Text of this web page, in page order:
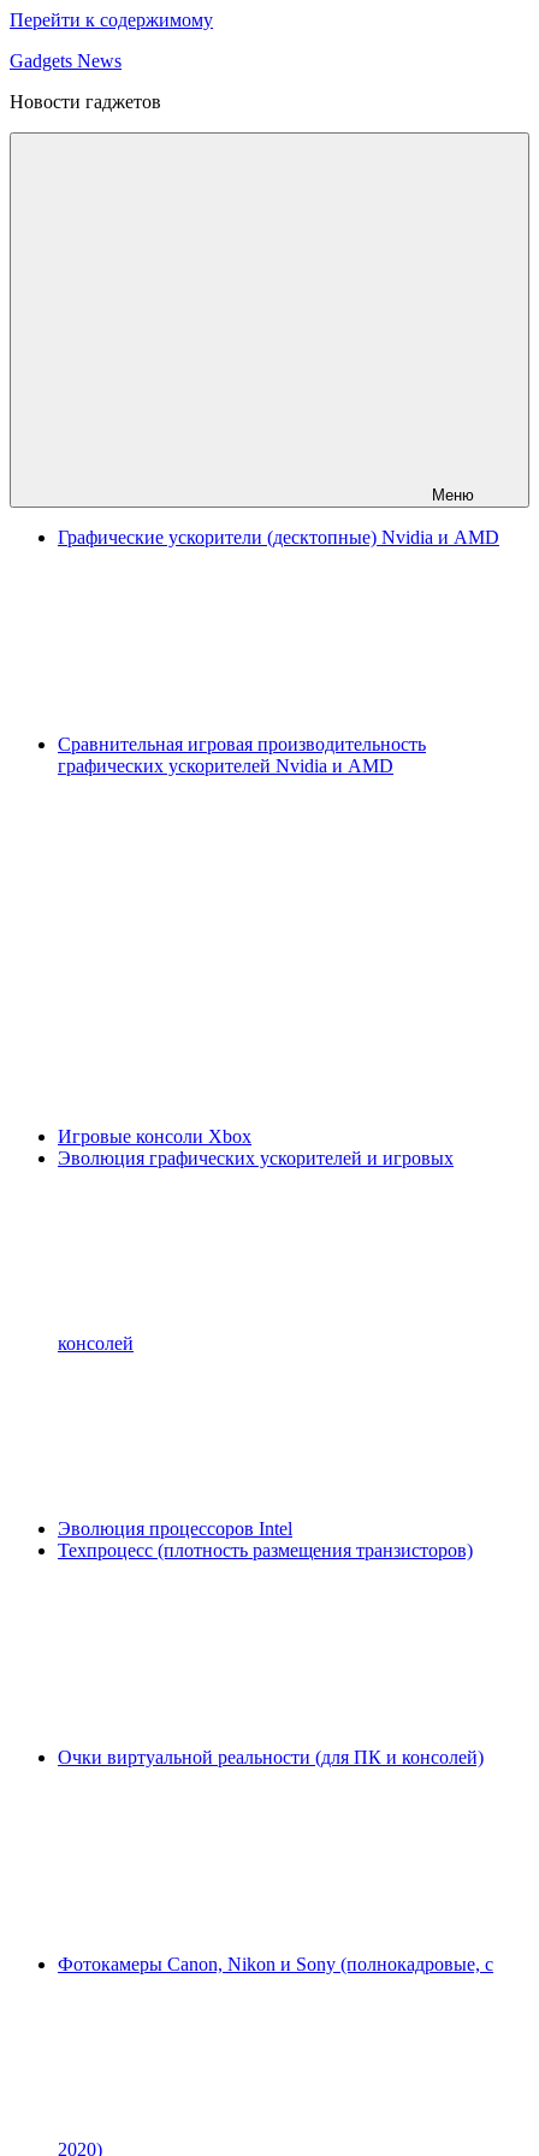
Перейти к содержимому
Gadgets News
Новости гаджетов
Меню
Графические ускорители (десктопные) Nvidia и AMD
Сравнительная игровая производительность
графических ускорителей Nvidia и AMD
Игровые консоли Xbox
Эволюция графических ускорителей и игровых
консолей
Эволюция процессоров Intel
Техпроцесс (плотность размещения транзисторов)
Очки виртуальной реальности (для ПК и консолей)
Фотокамеры Canon, Nikon и Sony (полнокадровые, с
2020)